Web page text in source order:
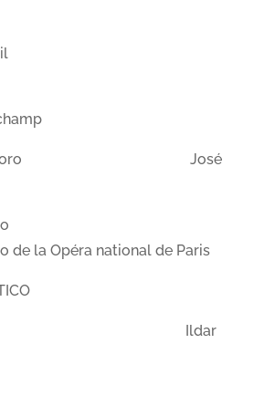
del coro José
y Coro
de la Opéra national de Paris
II Ildar
Carlos